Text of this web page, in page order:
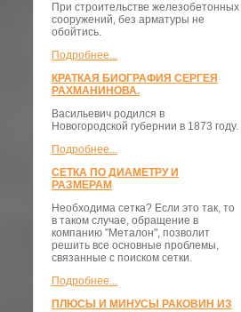
При строительстве железобетонных
сооружений, без арматуры не
обойтись.
Подробнее...
КРАТКАЯ БИОГРАФИЯ СЕРГЕЯ
РАХМАНИНОВА.
Васильевич родился в
Новогородской губернии в 1873 году.
Подробнее...
СЕТКА ПО ДИАМЕТРУ И
РАЗМЕРАМ
Необходима сетка? Если это так, то
в таком случае, обращение в
компанию "Металон", позволит
решить все основные проблемы,
связанные с поиском сетки.
Подробнее...
ПЛЮСЫ И МИНУСЫ РАКОВИН ИЗ